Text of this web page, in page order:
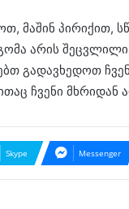
მაშინ პირიქით,
არის
გადავხედოთ
ჩვენი მხრიდან
Skype Messenger